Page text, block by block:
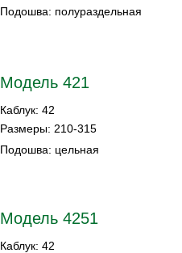
Подошва: полураздельная
Модель 421
Каблук: 42
Размеры: 210-315
Подошва: цельная
Модель 4251
Каблук: 42